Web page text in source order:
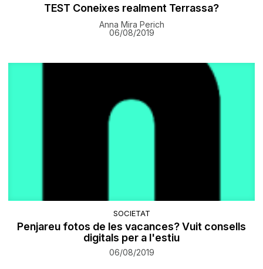
TEST Coneixes realment Terrassa?
Anna Mira Perich
06/08/2019
SOCIETAT
Penjareu fotos de les vacances? Vuit consells
digitals per a l'estiu
06/08/2019